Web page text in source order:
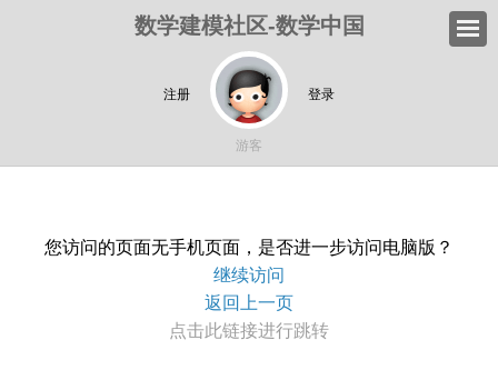
数学建模社区-数学中国
注册 登录
游客
您访问的页面无手机页面，是否进一步访问电脑版？
继续访问
返回上一页
点击此链接进行跳转